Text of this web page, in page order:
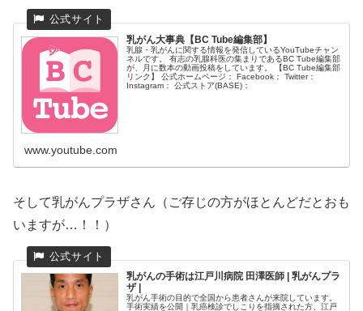
乳がん大事典【BC Tube編集部】
乳腺・乳がんに関する情報を発信しているYouTubeチャン
ネルです。 有志の乳腺科医の集まりであるBC Tube編集部
が、月に数本の動画投稿をしています。 【BC Tube編集部
リンク】 公式ホームページ： Facebook： Twitter：
Instagram： 公式ストア(BASE)：
www.youtube.com
そして乳がんプラザさん（ご存じの方がほとんどだとおも
いますが…！！）
乳がんの手術は江戸川病院 田澤医師 | 乳がんプラ
ザ |
乳がん手術の目的で全国から患者さんが来院しています。
手術実績を公開｜乳癌検診でしこりを指摘された方、江戸